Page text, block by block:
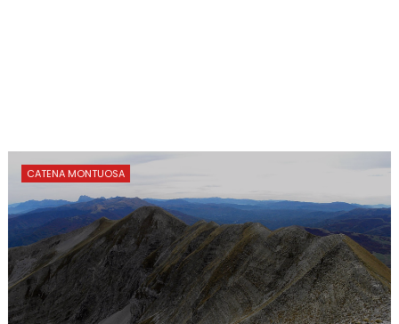
CATENA MONTUOSA